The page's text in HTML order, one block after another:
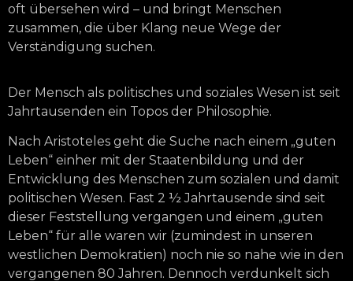
oft übersehen wird – und bringt Menschen
zusammen, die über Klang neue Wege der
Verständigung suchen.
Der Mensch als politisches und soziales Wesen ist seit
Jahrtausenden ein Topos der Philosophie.
Nach Aristoteles geht die Suche nach einem „guten
Leben“ einher mit der Staatenbildung und der
Entwicklung des Menschen zum sozialen und damit
politischen Wesen. Fast 2 ½ Jahrtausende sind seit
dieser Feststellung vergangen und einem „guten
Leben“ für alle waren wir (zumindest in unseren
westlichen Demokratien) noch nie so nahe wie in den
vergangenen 80 Jahren. Dennoch verdunkelt sich